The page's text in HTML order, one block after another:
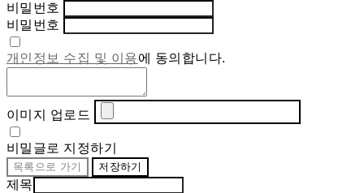
비밀번호
비밀번호
개인정보 수집 및 이용에 동의합니다.
이미지 업로드
비밀글로 지정하기
목록으로 가기 저장하기
제목